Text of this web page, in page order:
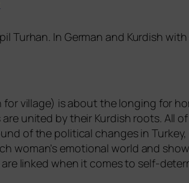
Turhan. In German and Kurdish
vil­la­ge) is about the lon­ging for
united by their Kurdish roots. All
of the poli­ti­cal chan­ges in
woman’s emo­tio­nal world and
lin­ked when it comes to self-